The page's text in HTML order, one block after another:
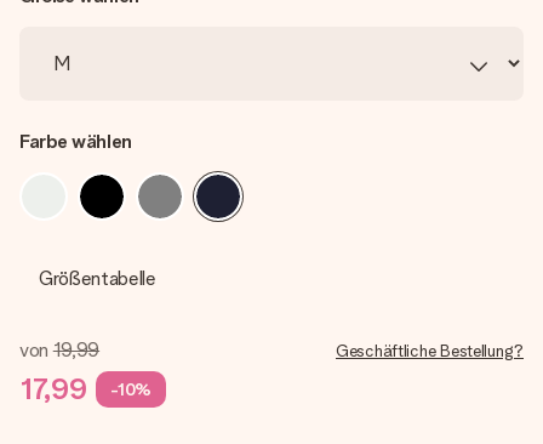
Farbe wählen
Größentabelle
von 19,99
17,99 -10%
Geschäftliche Bestellung?